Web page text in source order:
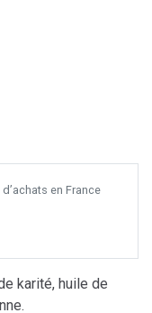
d’achats en France
karité, huile de